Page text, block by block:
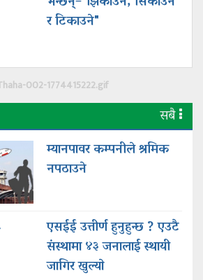
र टिकाउने"
सबै
म्यानपावर कम्पनीले श्रमिक
नपठाउने
एसईई उत्तीर्ण हुनुहुन्छ ? एउटै
संस्थामा ४३ जनालाई स्थायी
जागिर खुल्याे